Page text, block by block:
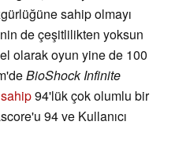
sahip olmayı
de çeşitlilikten yoksun
olarak oyun yine de 100
BioShock Infinite
94'lük çok olumlu bir
94 ve Kullanıcı